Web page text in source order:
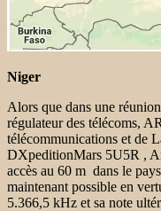
Niger
Alors que dans une
régulateur des télécoms,
télécommunications et de
DXpeditionMars 5U5R ,
accès au 60 m dans le
maintenant possible en
5.366,5 kHz et sa note